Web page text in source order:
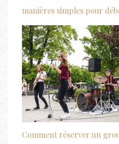
manières simples pour
Comment réserver un